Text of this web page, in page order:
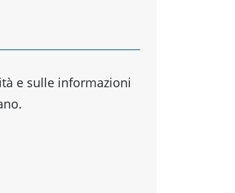
e sulle informazioni